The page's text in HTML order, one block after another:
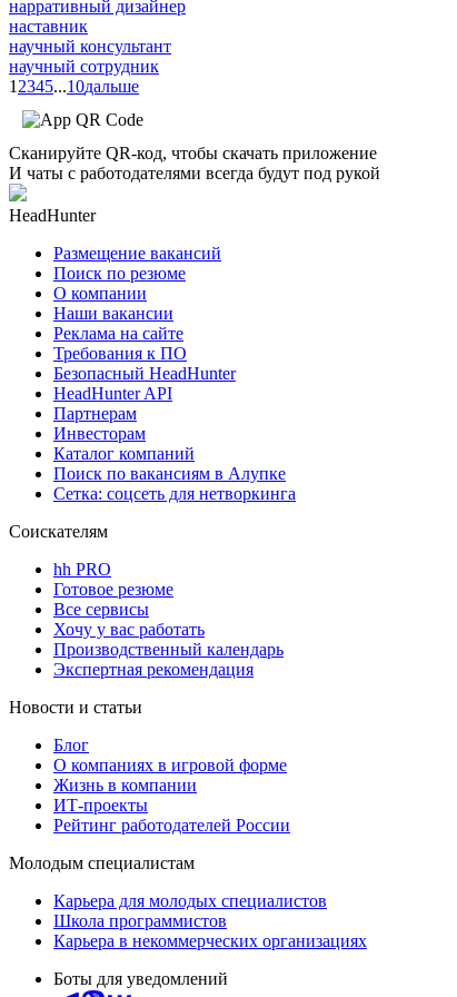
нарративный дизайнер
наставник
научный консультант
научный сотрудник
1 2345...10дальше
Сканируйте QR-код, чтобы скачать приложение
И чаты с работодателями всегда будут под рукой
HeadHunter
Размещение вакансий
Поиск по резюме
О компании
Наши вакансии
Реклама на сайте
Требования к ПО
Безопасный HeadHunter
HeadHunter API
Партнерам
Инвесторам
Каталог компаний
Поиск по вакансиям в Алупке
Сетка: соцсеть для нетворкинга
Соискателям
hh PRO
Готовое резюме
Все сервисы
Хочу у вас работать
Производственный календарь
Экспертная рекомендация
Новости и статьи
Блог
О компаниях в игровой форме
Жизнь в компании
ИТ-проекты
Рейтинг работодателей России
Молодым специалистам
Карьера для молодых специалистов
Школа программистов
Карьера в некоммерческих организациях
Боты для уведомлений